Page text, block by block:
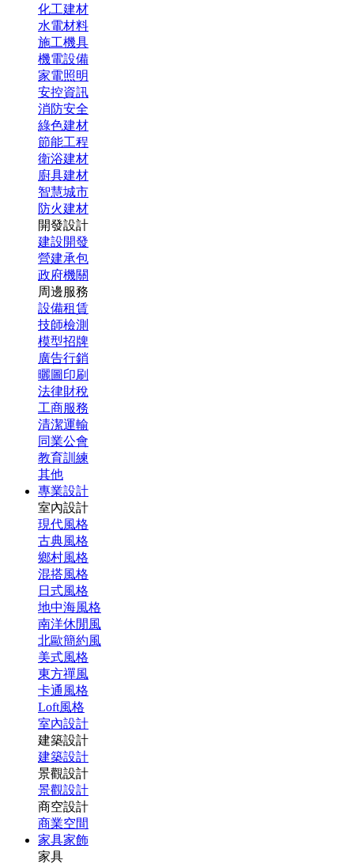
化工建材
水電材料
施工機具
機電設備
家電照明
安控資訊
消防安全
綠色建材
節能工程
衛浴建材
廚具建材
智慧城市
防火建材
開發設計
建設開發
營建承包
政府機關
周邊服務
設備租賃
技師檢測
模型招牌
廣告行銷
曬圖印刷
法律財稅
工商服務
清潔運輸
同業公會
教育訓練
其他
專業設計
室內設計
現代風格
古典風格
鄉村風格
混搭風格
日式風格
地中海風格
南洋休閒風
北歐簡約風
美式風格
東方禪風
卡通風格
Loft風格
室內設計
建築設計
建築設計
景觀設計
景觀設計
商空設計
商業空間
家具家飾
家具